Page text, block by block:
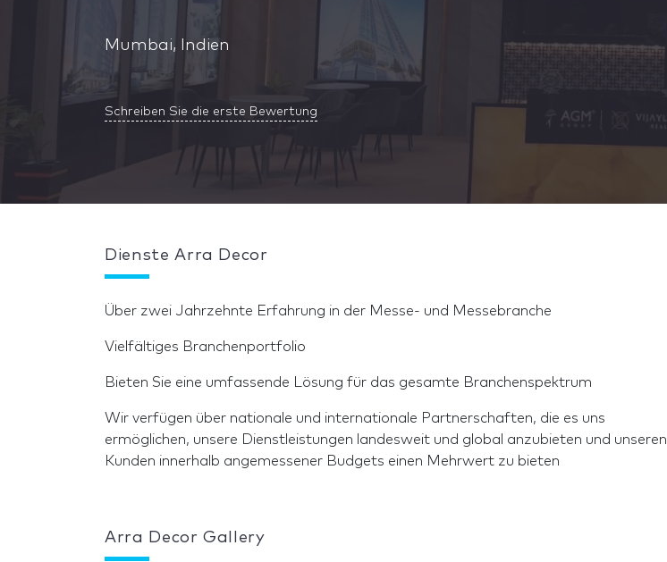
Mumbai, Indien
Schreiben Sie die erste Bewertung
Dienste Arra Decor
Über zwei Jahrzehnte Erfahrung in der Messe- und Messebranche
Vielfältiges Branchenportfolio
Bieten Sie eine umfassende Lösung für das gesamte Branchenspektrum
Wir verfügen über nationale und internationale Partnerschaften, die es uns
ermöglichen, unsere Dienstleistungen landesweit und global anzubieten und unseren
Kunden innerhalb angemessener Budgets einen Mehrwert zu bieten
Arra Decor Gallery